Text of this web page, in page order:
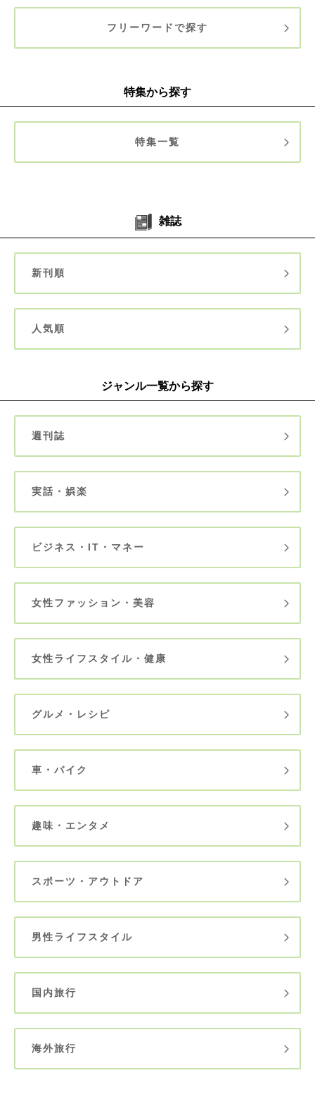
フリーワードで探す
特集から探す
特集一覧
雑誌
新刊順
人気順
ジャンル一覧から探す
週刊誌
実話・娯楽
ビジネス・IT・マネー
女性ファッション・美容
女性ライフスタイル・健康
グルメ・レシピ
車・バイク
趣味・エンタメ
スポーツ・アウトドア
男性ライフスタイル
国内旅行
海外旅行